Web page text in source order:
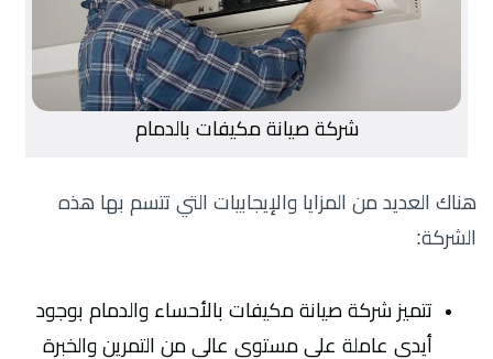
شركة صيانة مكيفات بالدمام
هناك العديد من المزايا والإيجابيات التي تتسم بها هذه
الشركة:
تتميز شركة صيانة مكيفات بالأحساء والدمام بوجود
أيدي عاملة على مستوى عالي من التمرين والخبرة